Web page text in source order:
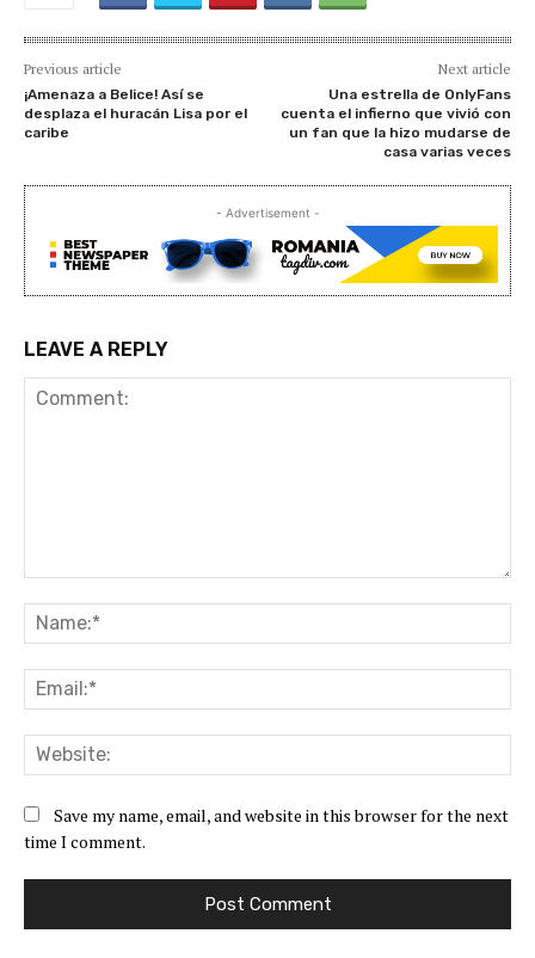
Previous article
¡Amenaza a Belice! Así se
desplaza el huracán Lisa por el
caribe
Next article
Una estrella de OnlyFans
cuenta el infierno que vivió con
un fan que la hizo mudarse de
casa varias veces
- Advertisement -
LEAVE A REPLY
Save my name, email, and website in this browser for the next
time I comment.